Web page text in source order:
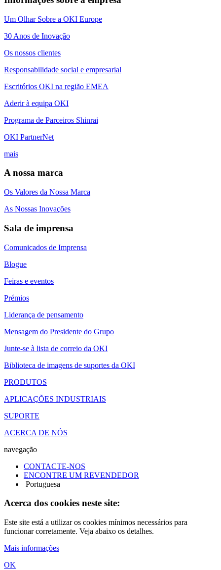
Um Olhar Sobre a OKI Europe
30 Anos de Inovação
Os nossos clientes
Responsabilidade social e empresarial
Escritórios OKI na região EMEA
Aderir à equipa OKI
Programa de Parceiros Shinrai
OKI PartnerNet
mais
A nossa marca
Os Valores da Nossa Marca
As Nossas Inovações
Sala de imprensa
Comunicados de Imprensa
Blogue
Feiras e eventos
Prémios
Liderança de pensamento
Mensagem do Presidente do Grupo
Junte-se à lista de correio da OKI
Biblioteca de imagens de suportes da OKI
PRODUTOS
APLICAÇÕES INDUSTRIAIS
SUPORTE
ACERCA DE NÓS
navegação
CONTACTE-NOS
ENCONTRE UM REVENDEDOR
Portuguesa
Acerca dos cookies neste site:
Este site está a utilizar os cookies mínimos necessários para
funcionar corretamente. Veja abaixo os detalhes.
Mais informações
OK